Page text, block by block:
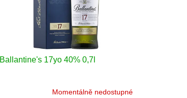
Ballantine's 17yo 40% 0,7l
Momentálně nedostupné